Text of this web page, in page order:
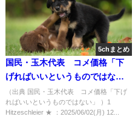
5chまとめ
国民・玉木代表 コメ価格「下
げればいいというものではな
い」 [Hitzeschleier★]
（出典 国民・玉木代表 コメ価格「下げ
ればいいというものではない」 ）1
Hitzeschleier ★ ：2025/06/02(月) 12...